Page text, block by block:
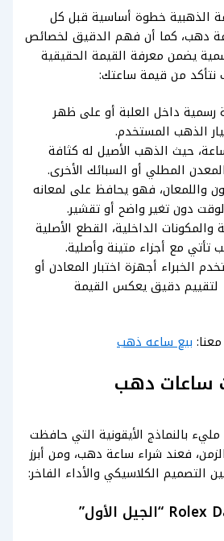
الذهبية خطوة أساسية قبل كل
دهب، كما أن فهم الدقيق لخصائص
يضمن معرفة القيمة الحقيقية
نتأكد من قيمة ساعتك:
داخل العلبة أو على ظهر
الذهب المستخدم.
حيث الذهب الأصيل له كثافة
المطلي أو السبائك الأخرى.
واللمعان، فهو يحافظ على لمعانه
دون تغير واضح أو تقشير.
الداخلية، القطع الأصلية
تأتي مع أجزاء متينة وأصلية.
الخبراء أجهزة اختبار المعادن أو
لتقييم دقيق يعكس القيمة
بيع ساعه ذهب
ساعات دهب
مليء بالنماذج الأيقونية التي حافظت
فعند شراء ساعة دهب، ومن أبرز
التصميم الكلاسيكي والأداء الفاخر: